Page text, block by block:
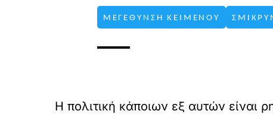
ΜΕΓΕΘΥΝΣΗ ΚΕΙΜΕΝΟΥ
Η πολιτική κάποιων εξ αυτών είναι